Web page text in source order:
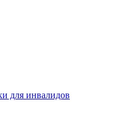
для инвалидов